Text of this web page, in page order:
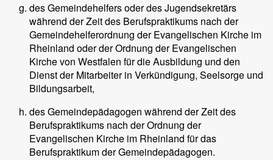
des Gemeindehelfers oder des Jugendsekretärs
während der Zeit des Berufspraktikums nach der
Gemeindehelferordnung der Evangelischen Kirche im
Rheinland oder der Ordnung der Evangelischen
Kirche von Westfalen für die Ausbildung und den
Dienst der Mitarbeiter in Verkündigung, Seelsorge und
Bildungsarbeit,
des Gemeindepädagogen während der Zeit des
Berufspraktikums nach der Ordnung der
Evangelischen Kirche im Rheinland für das
Berufspraktikum der Gemeindepädagogen.